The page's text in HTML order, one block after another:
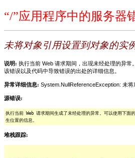
“/”应用程序中的服务器
未将对象引用设置到对象的实例
说明: 执行当前 Web 请求期间，出现未经处理的异
该错误以及代码中导致错误的出处的详细信息。
异常详细信息: System.NullReferenceException: 未将
源错误:
执行当前 Web 请求期间生成了未经处理的异常。可以使用下面
生位置的信息。
堆栈跟踪: